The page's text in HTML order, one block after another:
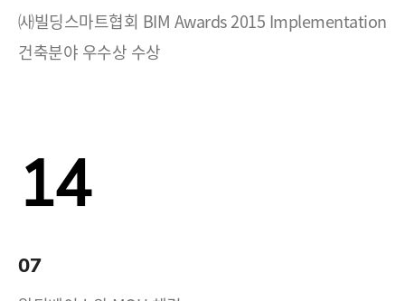
㈔빌딩스마트협회 BIM Awards 2015 Implementation
건축분야 우수상 수상
14
07